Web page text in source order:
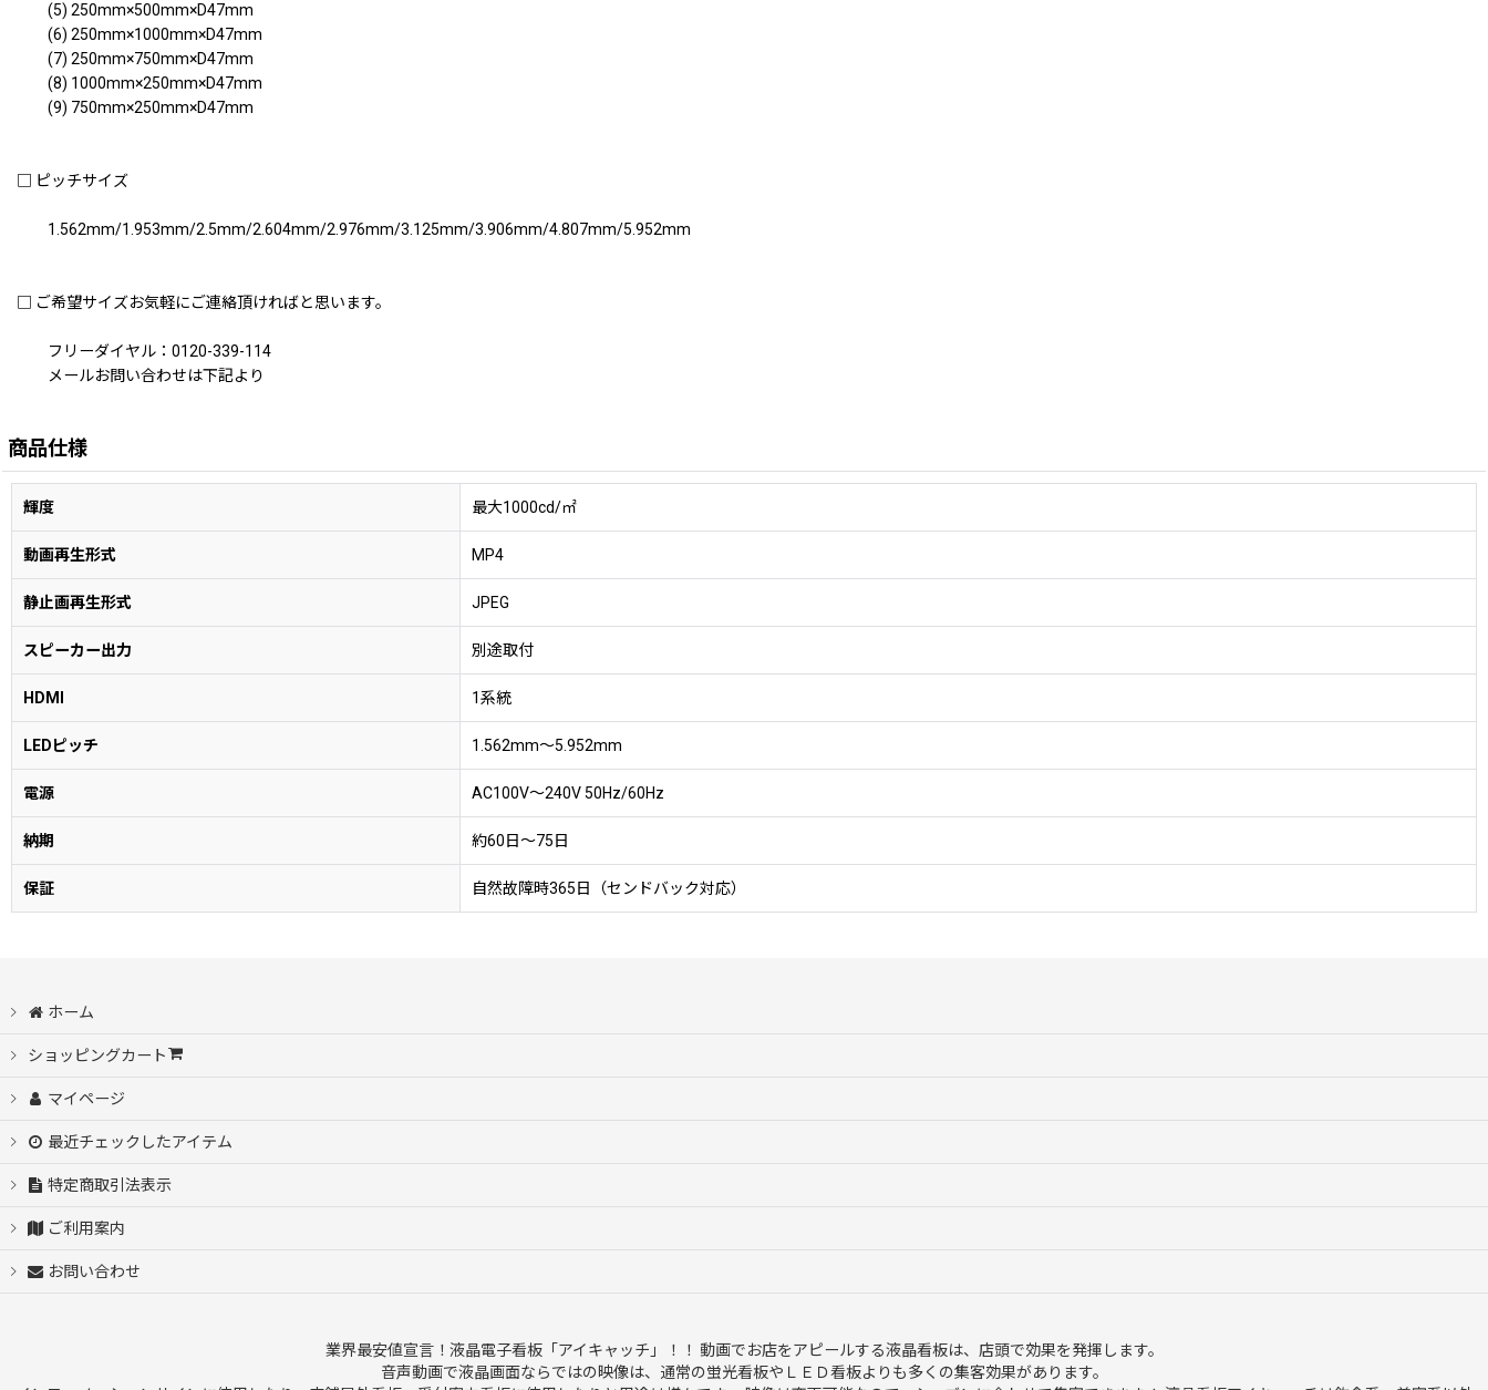
(5) 250mm×500mm×D47mm
(6) 250mm×1000mm×D47mm
(7) 250mm×750mm×D47mm
(8) 1000mm×250mm×D47mm
(9) 750mm×250mm×D47mm
□ ピッチサイズ
1.562mm/1.953mm/2.5mm/2.604mm/2.976mm/3.125mm/3.906mm/4.807mm/5.952mm
□ ご希望サイズお気軽にご連絡頂ければと思います。
フリーダイヤル：0120-339-114
メールお問い合わせは下記より
商品仕様
輝度 最大1000cd/㎡
動画再生形式 MP4
静止画再生形式 JPEG
スピーカー出力 別途取付
HDMI 1系統
LEDピッチ 1.562mm〜5.952mm
電源 AC100V〜240V 50Hz/60Hz
納期 約60日〜75日
保証 自然故障時365日（センドバック対応）
ホーム
ショッピングカート
マイページ
最近チェックしたアイテム
特定商取引法表示
ご利用案内
お問い合わせ
業界最安値宣言！液晶電子看板「アイキャッチ」！！ 動画でお店をアピールする液晶看板は、店頭で効果を発揮します。
音声動画で液晶画面ならではの映像は、通常の蛍光看板やＬＥＤ看板よりも多くの集客効果があります。